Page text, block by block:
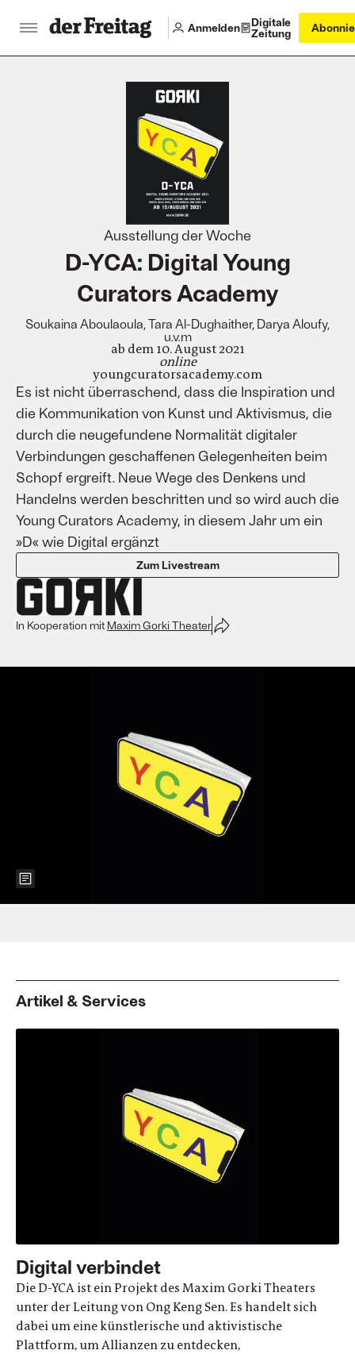
Anmelden
Digitale
Zeitung
Ausstellung der Woche
D-YCA: Digital Young
Curators Academy
Soukaina Aboulaoula, Tara Al-Dughaither, Darya Aloufy,
u.v.m
ab dem 10. August 2021
online
youngcuratorsacademy.com
Es ist nicht überraschend, dass die Inspiration und
die Kommunikation von Kunst und Aktivismus, die
durch die neugefundene Normalität digitaler
Verbindungen geschaffenen Gelegenheiten beim
Schopf ergreift. Neue Wege des Denkens und
Handelns werden beschritten und so wird auch die
Young Curators Academy, in diesem Jahr um ein
»D« wie Digital ergänzt
Zum Livestream
In Kooperation mit Maxim Gorki Theater
Show more information about the image
Artikel & Services
Digital verbindet
Die D-YCA ist ein Projekt des Maxim Gorki Theaters
unter der Leitung von Ong Keng Sen. Es handelt sich
dabei um eine künstlerische und aktivistische
Plattform, um Allianzen zu entdecken,